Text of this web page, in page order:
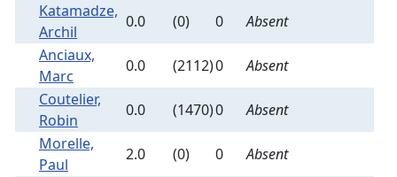
Katamadze,
Archil
0.0 (0) 0
Absent
Anciaux,
Marc
0.0 (2112)0
Absent
Coutelier,
Robin
0.0 (1470)0
Absent
Morelle,
Paul
2.0 (0) 0
Absent